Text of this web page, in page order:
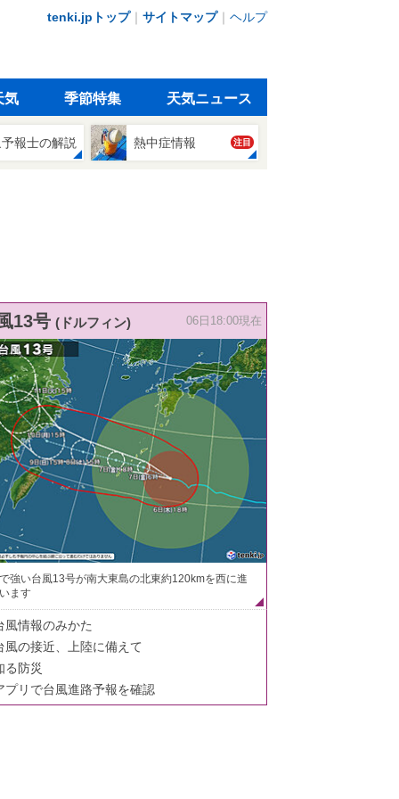
tenki.jpトップ｜ サイトマップ｜ ヘルプ
気 季節特集 天気ニュース
報士の解説 熱中症情報 注目
13号 (ドルフィン) 06日18:00現在
強い台風13号が南大東島の北東約120kmを西に進
ます
風情報のみかた
風の接近、上陸に備えて
る防災
プリで台風進路予報を確認